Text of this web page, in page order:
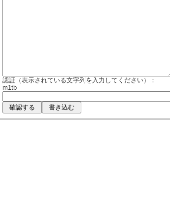
認証（表示されている文字列を入力してください）：
m1tb